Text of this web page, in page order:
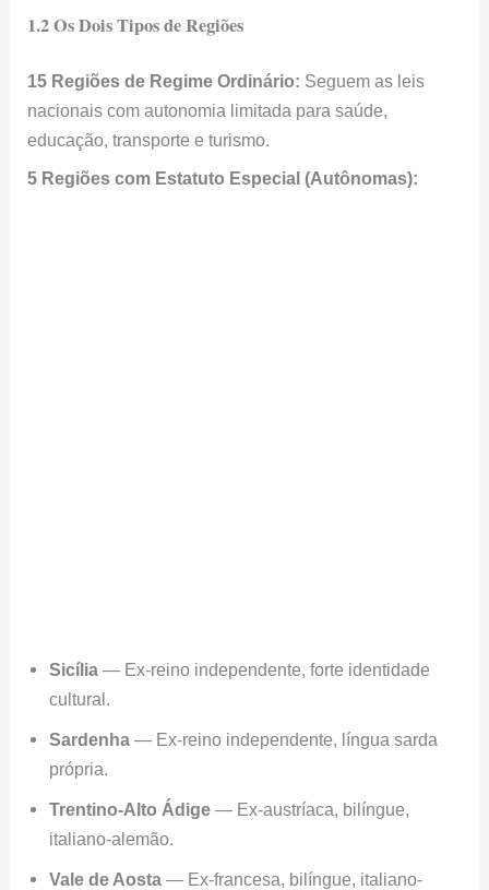
1.2 Os Dois Tipos de Regiões
15 Regiões de Regime Ordinário: Seguem as leis
nacionais com autonomia limitada para saúde,
educação, transporte e turismo.
5 Regiões com Estatuto Especial (Autônomas):
Sicília — Ex-reino independente, forte identidade
cultural.
Sardenha — Ex-reino independente, língua sarda
própria.
Trentino-Alto Ádige — Ex-austríaca, bilíngue,
italiano-alemão.
Vale de Aosta — Ex-francesa, bilíngue, italiano-